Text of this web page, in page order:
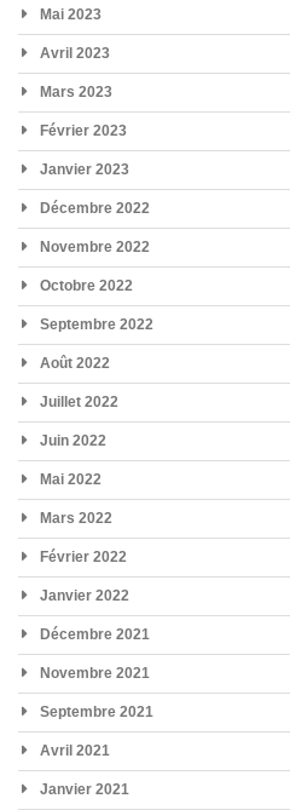
Mai 2023
Avril 2023
Mars 2023
Février 2023
Janvier 2023
Décembre 2022
Novembre 2022
Octobre 2022
Septembre 2022
Août 2022
Juillet 2022
Juin 2022
Mai 2022
Mars 2022
Février 2022
Janvier 2022
Décembre 2021
Novembre 2021
Septembre 2021
Avril 2021
Janvier 2021